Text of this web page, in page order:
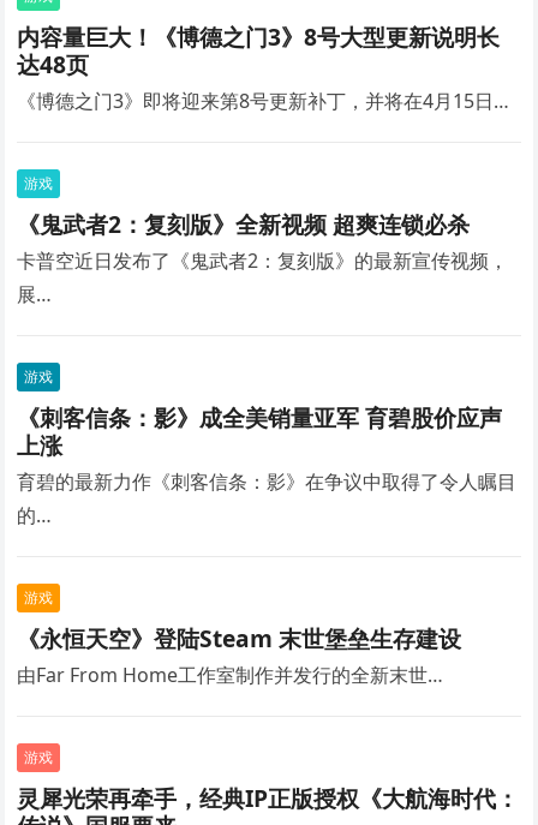
内容量巨大！《博德之门3》8号大型更新说明长
达48页
《博德之门3》即将迎来第8号更新补丁，并将在4月15日…
游戏
《鬼武者2：复刻版》全新视频 超爽连锁必杀
卡普空近日发布了《鬼武者2：复刻版》的最新宣传视频，
展…
游戏
《刺客信条：影》成全美销量亚军 育碧股价应声
上涨
育碧的最新力作《刺客信条：影》在争议中取得了令人瞩目
的…
游戏
《永恒天空》登陆Steam 末世堡垒生存建设
由Far From Home工作室制作并发行的全新末世…
游戏
灵犀光荣再牵手，经典IP正版授权《大航海时代：